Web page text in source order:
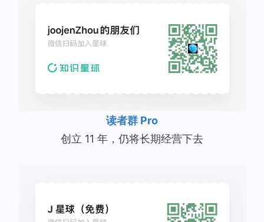
读者群 Pro
创立 11 年，仍将长期经营下去